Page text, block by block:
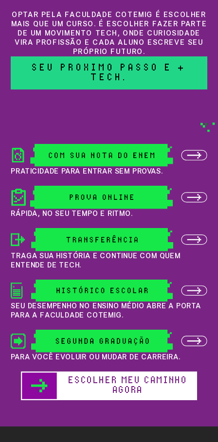
OPTAR PELA FACULDADE COTEMIG É ESCOLHER
MAIS QUE UM CURSO. É ESCOLHER FAZER PARTE
DE UM MOVIMENTO TECH, ONDE CURIOSIDADE
VIRA PROFISSÃO E CADA ALUNO ESCREVE SEU
PRÓPRIO FUTURO.
SEU PR Ó XIMO PASSO É
+
TECH.
PRATICIDADE PARA ENTRAR SEM PROVAS.
RÁPIDA, NO SEU TEMPO E RITMO.
TRAGA SUA HISTÓRIA E CONTINUE COM QUEM
ENTENDE DE TECH.
SEU DESEMPENHO NO ENSINO MÉDIO ABRE A PORTA
PARA A FACULDADE COTEMIG.
PARA VOCÊ EVOLUIR OU MUDAR DE CARREIRA.
ESCOLHER MEU CAMINHO
AGORA